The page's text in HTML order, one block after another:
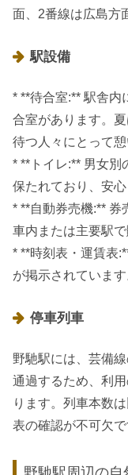
面、2番線は広島方
駅設備
* **待合室:** 駅舎内
合室があります。
待つ人々にとって
* **トイレ:** 男女別
保たれており、安心
* **自動券売機:** 券
車内または主要駅
* **時刻表・運賃表
が掲示されています
停車列車
野馳駅には、芸備
通過するため、利
ります。列車本数
表の確認が不可欠で